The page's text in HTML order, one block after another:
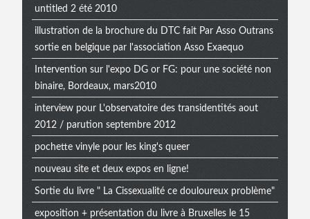
untitled 2 été 2010
illustration de la brochure du DTC fait Par Asso Outrans
sortie en belgique par l'association Asso Exaequo
Intervention sur l'expo DG or FG: pour une société non
binaire, Bordeaux, mars2010
interview pour L'observatoire des transidentités aout
2012 / parution septembre 2012
pochette vinyle pour les king's queer
nouveau site et deux expos en ligne!
Sortie du livre " La Cissexualité ce douloureux problème"
exposition + présentation du livre à Bruxelles le 15